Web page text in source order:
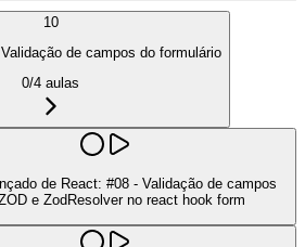
10
de campos do formulário
0/4 aulas
de React: #08 - Validação de campos
e ZodResolver no react hook form